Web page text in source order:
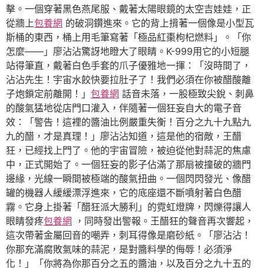
擊。一個穿著黑色燕尾服、戴著太陽眼鏡的太空吉娃娃，正
從牆上包養網 的破洞鑽進來。它的背上揹著一個像是小型瓦
斯桶的東西，桶上用毛筆寫著「極品紅棗枸杞燃料」。「你
怎麼——」廖沾沾驚訝地瞪大了眼睛。K-999用它的小短腿
站得筆直，戴著白色手套的爪子優雅地一揮：「沒時間了，
沾沾先生！宇宙水餃快要拉肚子了！我們必須在你被醋酸離
子炮鎖定前離開！」 包養網 話音未落，一股極致尖銳、刺鼻
的酸氣猛地從店門口灌入，伴隨著一個狂妄自大的電子音
效：「警告！這裡的醬油比例嚴重失衡！百分之九十九點九
九的醋，才是真理！」廖沾沾知道，這是他的宿敵，王醋
狂，已經找上門了。他的宇宙冒險，被迫從他對蒜泥的焦慮
中，正式開始了。一個狂妄的影子佔滿了那扇被撞破的牆門
邊緣，光線一瞬間被極端的酸氣扭曲。一個閃閃發光、像醋
罐的機器人緩緩漂浮進來，它的底座還不斷噴射著白色醋
霧。它身上掛著「醋狂派大勝利」的霓虹燈牌，閃爍得讓人
眼睛發疼包養網 ，同時發出警報。王醋狂的聲音再次響起，
這次帶著金屬回音的嘲弄，刺耳得像是磨砂紙。「廖沾沾！
你那充滿腐敗氣味的蒜泥，是對醬料學的侮辱！必須淨
化！」「你將為你那百分之五的醬油，以及百分之九十五的